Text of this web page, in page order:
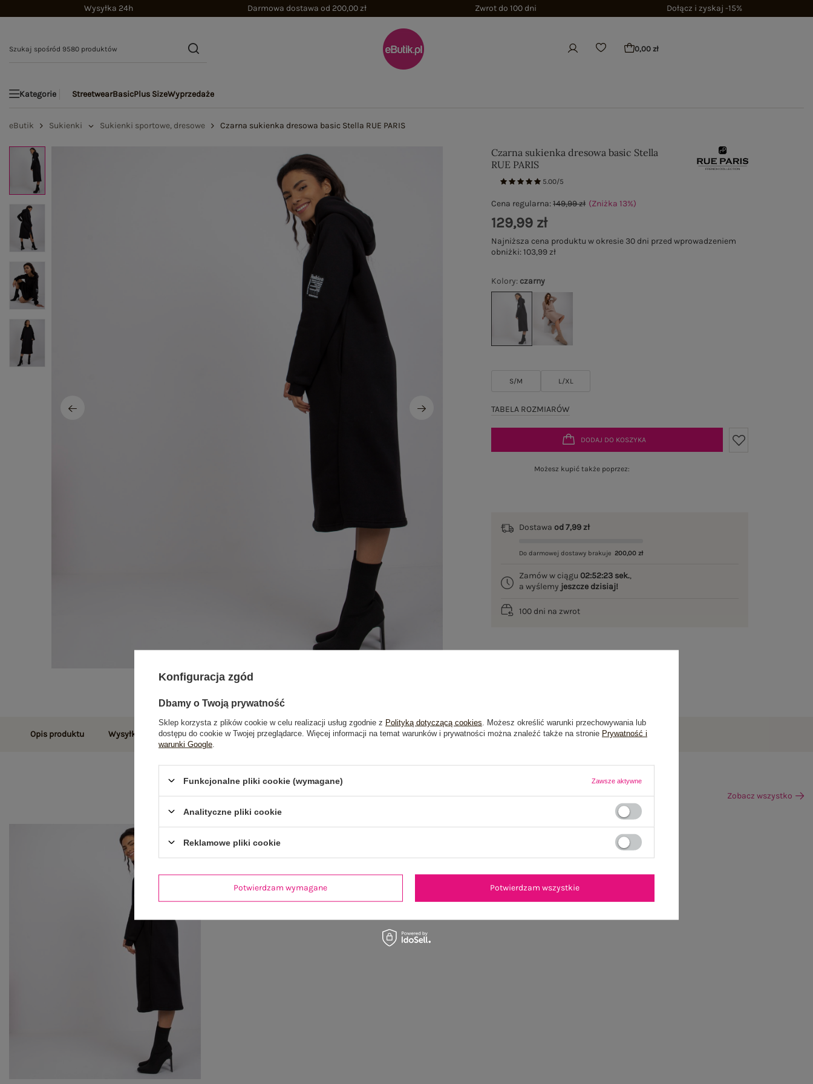
Wysyłka 24h Darmowa dostawa od 200,00 zł Zwrot do 100 dni Dołącz i zyskaj -15%
0,00 zł
Kategorie StreetwearBasicPlus SizeWyprzedaże
eButik Sukienki Sukienki sportowe, dresowe Czarna sukienka dresowa basic Stella RUE PARIS
Czarna sukienka dresowa basic Stella
RUE PARIS
5.00/5
Kolory: czarny
S/M L/XL
TABELA ROZMIARÓW
Cena regularna:149,99 zł (Zniżka13%)
129,99 zł
Najniższa cena produktu w okresie 30 dni przed wprowadzeniem
obniżki:103,99 zł
DODAJ DO KOSZYKA
Możesz kupić także poprzez:
Dostawaod 7,99 zł
Do darmowej dostawy brakuje 200,00 zł
Zamów w ciągu02:52:22 sek.,
a wyślemy jeszcze dzisiaj!
100 dni na zwrot
Opis produktu Wysyłka i dostawa Zwroty i reklamacje Opinie o produkcie(1)
Zobacz wszystko
Konfiguracja zgód
Dbamy o Twoją prywatność
Sklep korzysta z plików cookie w celu realizacji usług zgodnie z Polityką dotyczącą cookies . Możesz określić warunki przechowywania lub
dostępu do cookie w Twojej przeglądarce. Więcej informacji na temat warunków i prywatności można znaleźć także na stronie Prywatność i
warunki Google
Funkcjonalne pliki cookie (wymagane) Zawsze aktywne
Analityczne pliki cookie
Reklamowe pliki cookie
Potwierdzam wymagane Potwierdzam wszystkie